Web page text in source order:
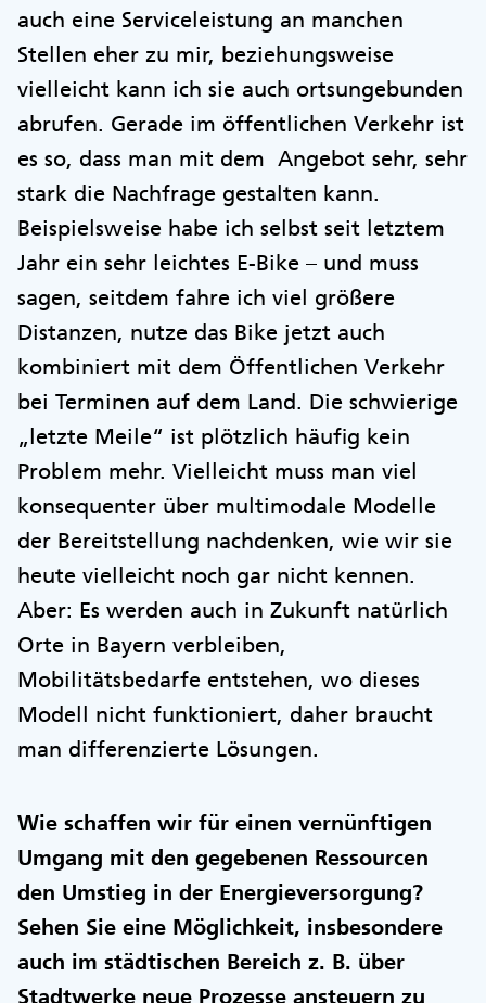
auch eine Serviceleistung an manchen
Stellen eher zu mir, beziehungsweise
vielleicht kann ich sie auch ortsungebunden
abrufen. Gerade im öffentlichen Verkehr ist
es so, dass man mit dem Angebot sehr, sehr
stark die Nachfrage gestalten kann.
Beispielsweise habe ich selbst seit letztem
Jahr ein sehr leichtes E-Bike – und muss
sagen, seitdem fahre ich viel größere
Distanzen, nutze das Bike jetzt auch
kombiniert mit dem Öffentlichen Verkehr
bei Terminen auf dem Land. Die schwierige
„letzte Meile“ ist plötzlich häufig kein
Problem mehr. Vielleicht muss man viel
konsequenter über multimodale Modelle
der Bereitstellung nachdenken, wie wir sie
heute vielleicht noch gar nicht kennen.
Aber: Es werden auch in Zukunft natürlich
Orte in Bayern verbleiben,
Mobilitätsbedarfe entstehen, wo dieses
Modell nicht funktioniert, daher braucht
man differenzierte Lösungen.
Wie schaffen wir für einen vernünftigen
Umgang mit den gegebenen Ressourcen
den Umstieg in der Energieversorgung?
Sehen Sie eine Möglichkeit, insbesondere
auch im städtischen Bereich z. B. über
Stadtwerke neue Prozesse ansteuern zu